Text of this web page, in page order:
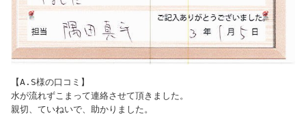
【A.S様の口コミ】
水が流れずこまって連絡させて頂きました。
親切、ていねいで、助かりました。